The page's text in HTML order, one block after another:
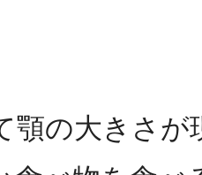
顎の大きさが